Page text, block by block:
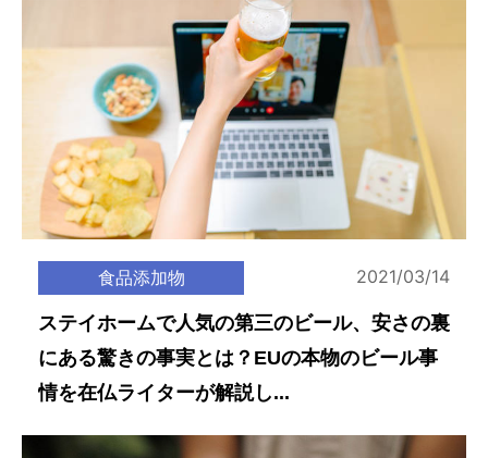
食品添加物 2021/03/14
ステイホームで人気の第三のビール、安さの裏
にある驚きの事実とは？EUの本物のビール事
情を在仏ライターが解説し...